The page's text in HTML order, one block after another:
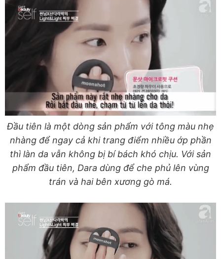
Đầu tiên là một dòng sản phẩm với tông màu nhẹ
nhàng để ngay cả khi trang điểm nhiều ớp phần
thì làn da vẫn không bị bí bách khó chịu. Với sản
phẩm đầu tiên, Dara dùng để che phủ lên vùng
trán và hai bên xương gò má.